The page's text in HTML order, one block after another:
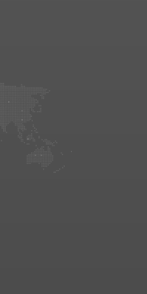
по обобщению